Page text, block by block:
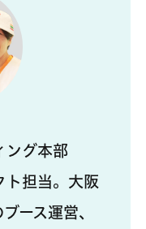
ング本部
ト担当。大阪
ース運営、